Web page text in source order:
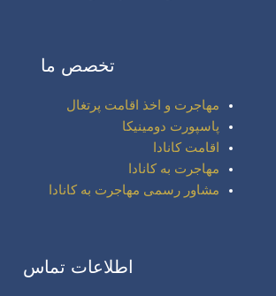
تخصص ما
مهاجرت و اخذ اقامت پرتغال
پاسپورت دومینیکا
اقامت کانادا
مهاجرت به کانادا
مشاور رسمی مهاجرت به کانادا
اطلاعات تماس